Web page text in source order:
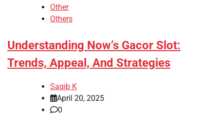
Other
Others
Understanding Now’s Gacor Slot:
Trends, Appeal, And Strategies
Saqib K
April 20, 2025
0